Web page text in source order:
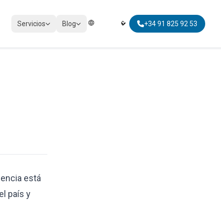
Servicios Blog
Elegir Idioma | Select Language
+34 91 825 92 53
está
país y